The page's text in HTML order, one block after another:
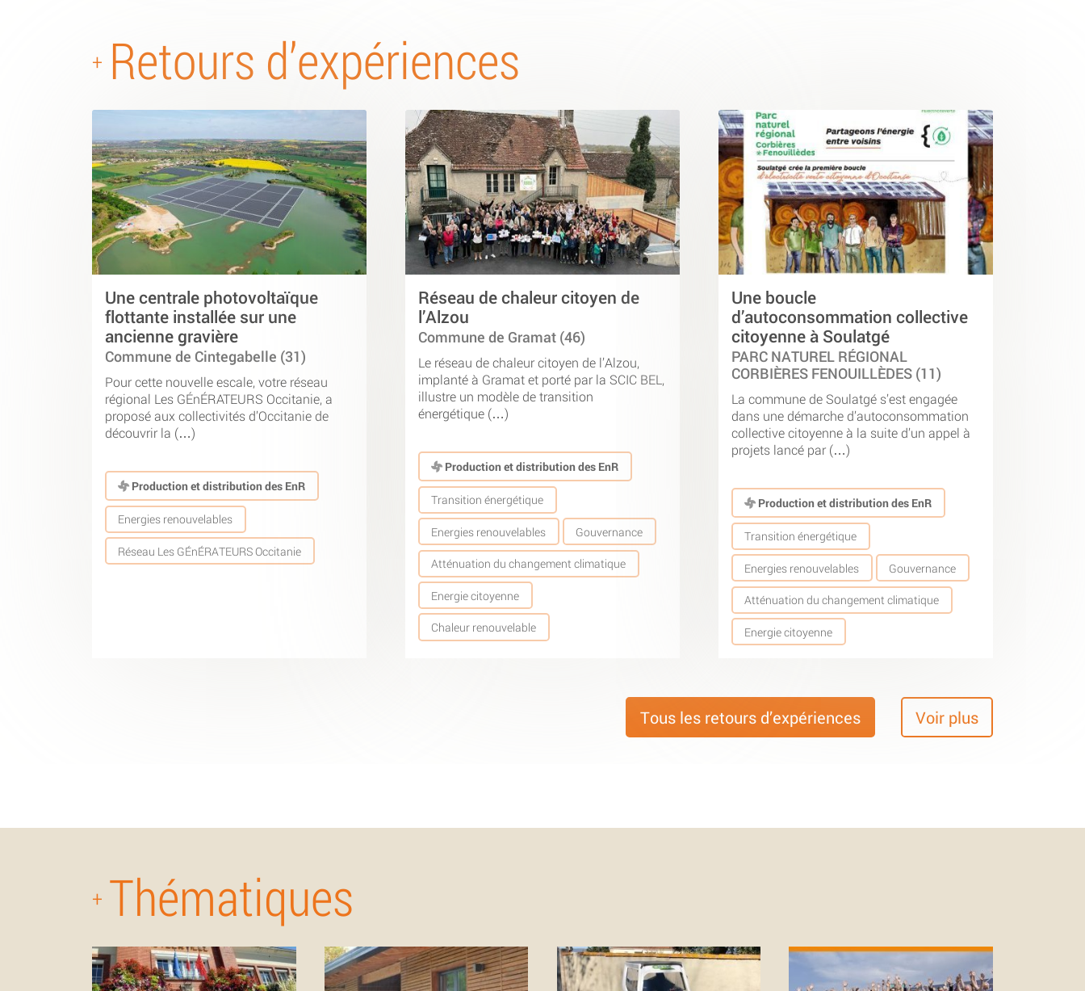
+ Retours d’expériences
Une centrale photovoltaïque
flottante installée sur une
ancienne gravière
Commune de Cintegabelle (31)
Pour cette nouvelle escale, votre réseau
régional Les GÉnÉRATEURS Occitanie, a
proposé aux collectivités d’Occitanie de
découvrir la (…)
Production et distribution des EnR
Energies renouvelables
Réseau Les GÉnÉRATEURS Occitanie
Réseau de chaleur citoyen de
l’Alzou
Commune de Gramat (46)
Le réseau de chaleur citoyen de l’Alzou,
implanté à Gramat et porté par la SCIC BEL,
illustre un modèle de transition
énergétique (…)
Production et distribution des EnR
Transition énergétique
Energies renouvelables Gouvernance
Atténuation du changement climatique
Energie citoyenne
Chaleur renouvelable
Une boucle
d’autoconsommation collective
citoyenne à Soulatgé
PARC NATUREL RÉGIONAL
CORBIÈRES FENOUILLÈDES (11)
La commune de Soulatgé s’est engagée
dans une démarche d’autoconsommation
collective citoyenne à la suite d’un appel à
projets lancé par (…)
Production et distribution des EnR
Transition énergétique
Energies renouvelables Gouvernance
Atténuation du changement climatique
Energie citoyenne
Tous les retours d’expériences Voir plus
+ Thématiques